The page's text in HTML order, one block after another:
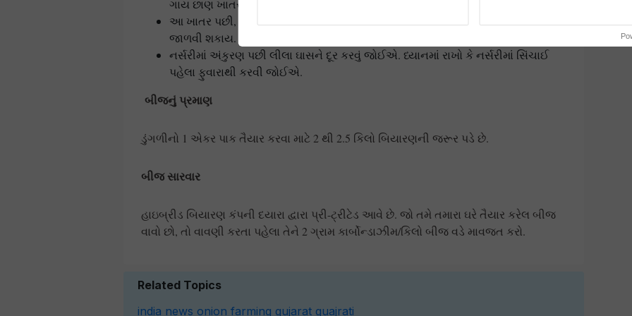
ગાય છાણ ખાતર અથવા ખાતર ઢાંકવું જોઈએ.
આ ખાતર પછી, સૂકા ઘાસનું મલ્ચિંગ પથારી પર ફેલાવવામાં આવે છે જેથી જમીનમાં ભેજ
જાળવી શકાય.
નર્સરીમાં અંકુરણ પછી લીલા ઘાસને દૂર કરવું જોઈએ. ધ્યાનમાં રાખો કે નર્સરીમાં સિંચાઈ
પહેલા ફુવારાથી કરવી જોઈએ.
બીજનું પ્રમાણ
ડુંગળીનો 1 એકર પાક તૈયાર કરવા માટે 2 થી 2.5 કિલો બિયારણની જરૂર પડે છે.
બીજ સારવાર
હાઇબ્રીડ બિયારણ કંપની દયારા દ્વારા પ્રી-ટ્રીટેડ આવે છે. જો તમે તમારા ઘરે તૈયાર કરેલ બીજ
વાવો છો, તો વાવણી કરતા પહેલા તેને 2 ગ્રામ કાર્બોન્ડાઝીમ/કિલો બીજ વડે માવજત કરો.
Related Topics
india news onion farming gujarat guajrati